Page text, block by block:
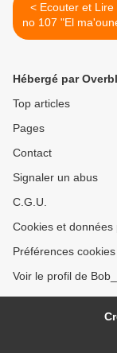
< Ecouter et Lire Sourate
Hébergé par
Top articles
Pages
Contact
Signaler un abus
C.G.U.
Cookies et données
Préférences cookies
Voir le profil de